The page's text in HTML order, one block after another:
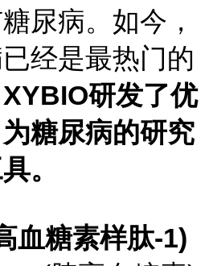
尿病。如今，
经是最热门的
XYBIO研发了优
糖尿病的研究
。
血糖素样肽-1)